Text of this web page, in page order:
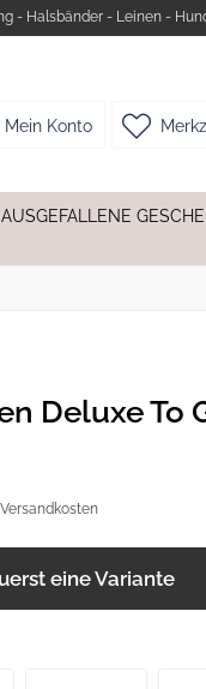
- Halsbänder - Leinen -
Mein Konto
AUSGEFALLENE
Deluxe To
eine Variante